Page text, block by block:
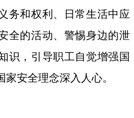
务和权利、日常生活中应
全的活动、警惕身边的泄
识，引导职工自觉增强国
安全理念深入人心。